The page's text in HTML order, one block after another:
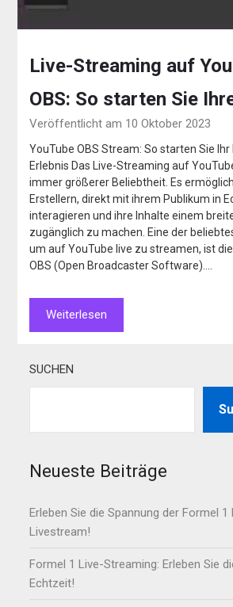
Live-Streaming auf
OBS: So starten Sie
Veröffentlicht am 10 Oktober 2023
YouTube OBS Stream: So starten Sie
Erlebnis Das Live-Streaming auf
immer größerer Beliebtheit. Es
Erstellern, direkt mit ihrem Publikum in
interagieren und ihre Inhalte einem
zugänglich zu machen. Eine der
um auf YouTube live zu streamen, ist
OBS (Open Broadcaster Software)….
Weiterlesen
SUCHEN
Neueste Beiträge
Erleben Sie die Spannung der Formel
Livestream!
Formel 1 Live-Streaming: Erleben Sie
Echtzeit!